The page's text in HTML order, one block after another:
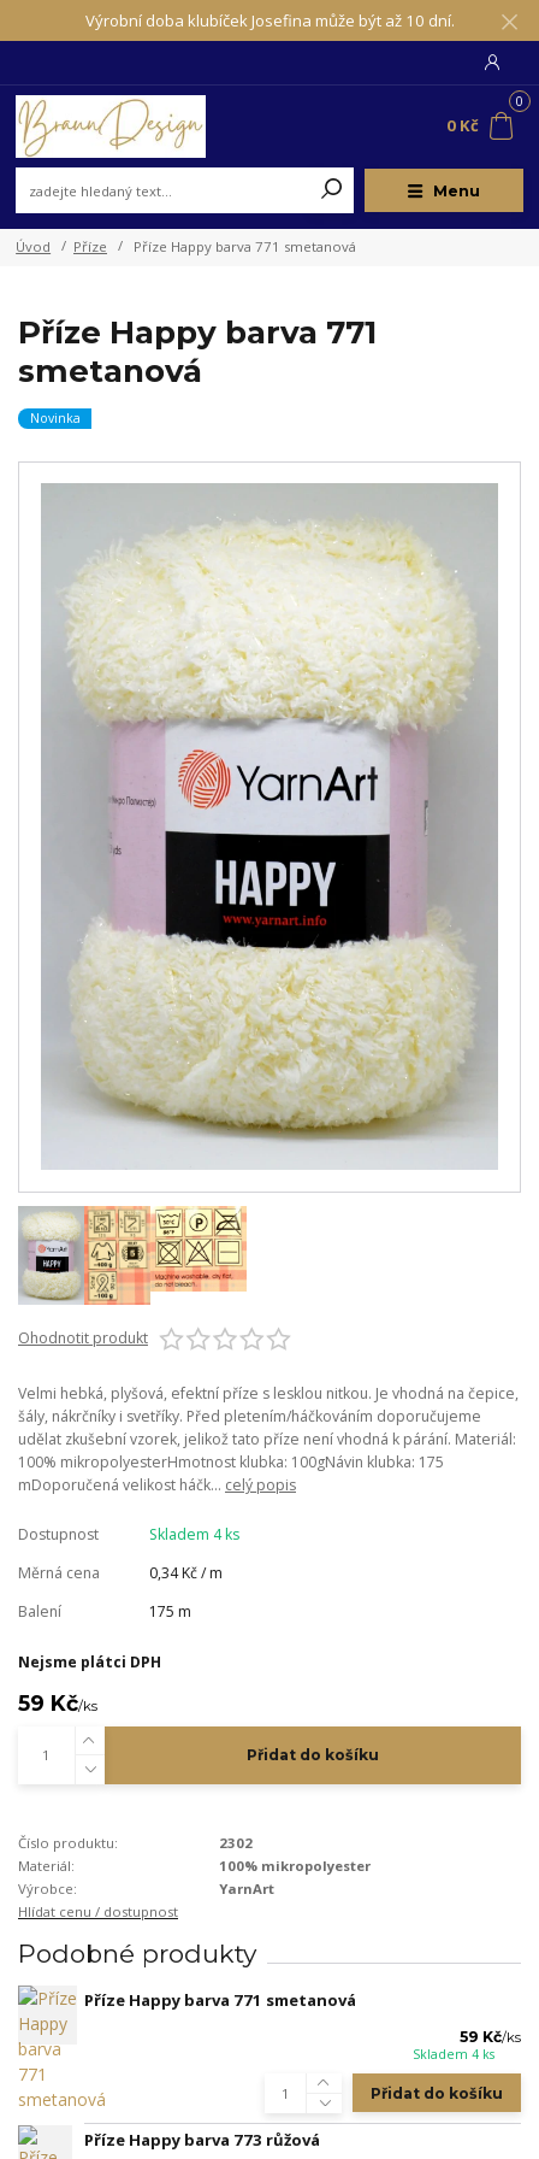
Výrobní doba klubíček Josefina může být až 10 dní.
Menu
0
0 Kč
Úvod Příze Příze Happy barva 771 smetanová
Příze Happy barva 771
smetanová
Novinka
Ohodnotit produkt
Velmi hebká, plyšová, efektní příze s lesklou nitkou. Je vhodná na čepice,
šály, nákrčníky i svetříky. Před pletením/háčkováním doporučujeme
udělat zkušební vzorek, jelikož tato příze není vhodná k párání. Materiál:
100% mikropolyesterHmotnost klubka: 100gNávin klubka: 175
mDoporučená velikost háčk... celý popis
Dostupnost
Skladem 4 ks
Měrná cena
0,34 Kč / m
Balení
175 m
Nejsme plátci DPH
59 Kč/ks
Přidat do košíku
Číslo produktu:
2302
Materiál:
100% mikropolyester
Výrobce:
YarnArt
Hlídat cenu / dostupnost
Podobné produkty
Příze Happy barva 771 smetanová
59 Kč/ks
Skladem 4 ks
Přidat do košíku
Příze Happy barva 773 růžová